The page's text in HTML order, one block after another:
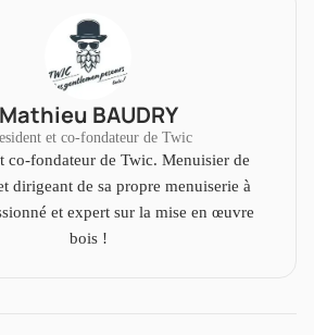
Mathieu BAUDRY
et co-fondateur de Twic
co-fondateur de Twic. Menuisier de
dirigeant de sa propre menuiserie à
et expert sur la mise en œuvre
bois !